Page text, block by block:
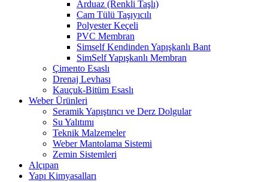
Arduaz (Renkli Taşlı)
Cam Tülü Taşıyıcılı
Polyester Keçeli
PVC Membran
Simself Kendinden Yapışkanlı Bant
SimSelf Yapışkanlı Membran
Çimento Esaslı
Drenaj Levhası
Kauçuk-Bitüm Esaslı
Weber Ürünleri
Seramik Yapıştırıcı ve Derz Dolgular
Su Yalıtımı
Teknik Malzemeler
Weber Mantolama Sistemi
Zemin Sistemleri
Alçıpan
Yapı Kimyasalları